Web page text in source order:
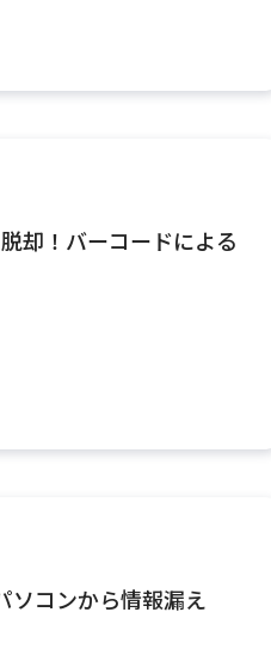
却！バーコードによる
ソコンから情報漏え